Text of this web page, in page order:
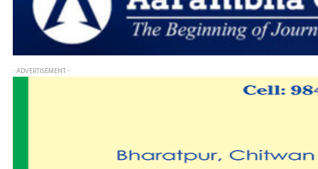
- ADVERTISEMENT -